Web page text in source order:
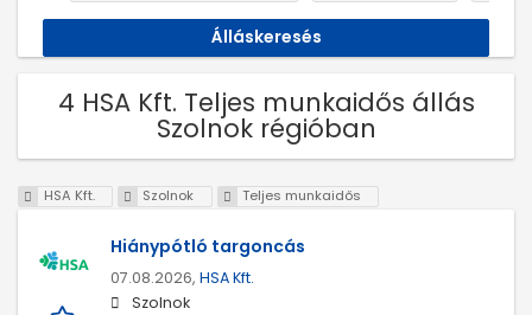
4 HSA Kft. Teljes munkaidős állás
Szolnok régióban
HSA Kft. Szolnok Teljes munkaidős
Hiánypótló targoncás
07.08.2026, HSA Kft.
Szolnok